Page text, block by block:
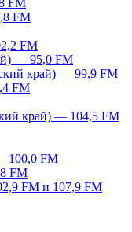
FM
FM
FM
— 95,0 FM
край) — 99,9 FM
FM
край) — 104,5 FM
100,0 FM
FM
FM и 107,9 FM